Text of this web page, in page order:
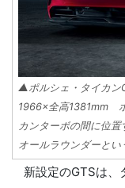
▲ポルシェ・タイカ
1966×全高1381mm
カンターボの間に位
オールラウンダーとい
新設定のGTSは、